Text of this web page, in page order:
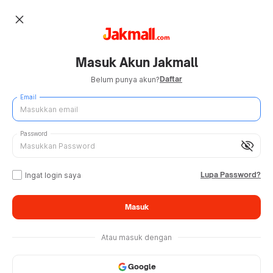
close
Masuk Akun Jakmall
Belum punya akun?Daftar
Email
visibility_off
Password
Ingat login saya Lupa Password?
Masuk
Atau masuk dengan
Google